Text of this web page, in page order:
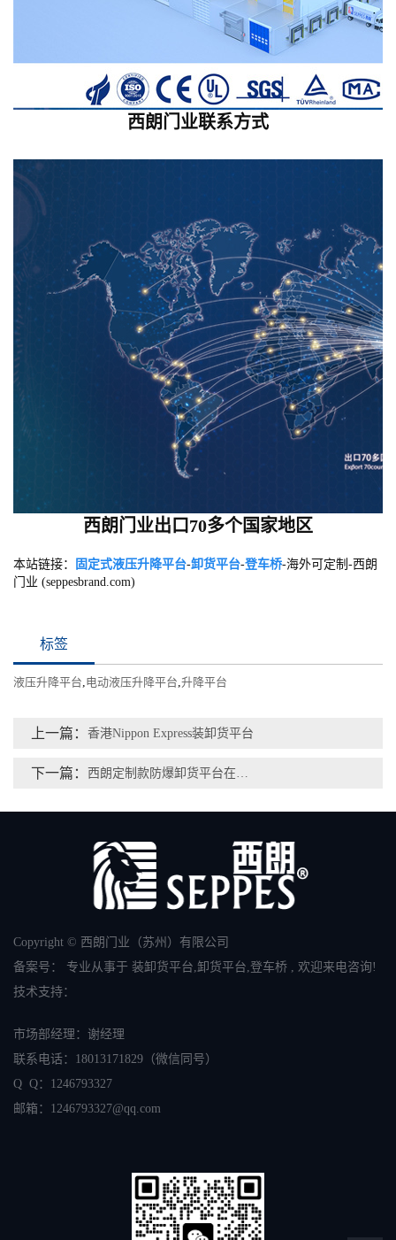
西朗门业联系方式
西朗门业出口70多个国家地区
本站链接： 固定式液压升降平台-卸货平台-登车桥-海外可定制-西朗
门业 (seppesbrand.com)
标签
液压升降平台,电动液压升降平台,升降平台
上一篇： 香港Nippon Express装卸货平台
下一篇： 西朗定制款防爆卸货平台在浙江伍尔特危险品仓库验收成功
Copyright © 西朗门业（苏州）有限公司
备案号： 专业从事于 装卸货平台 卸货平台 登车桥 , 欢迎来电咨询!
技术支持：
市场部经理：谢经理
联系电话： 18013171829 （微信同号）
Q Q：1246793327
邮箱： 1246793327@qq.com